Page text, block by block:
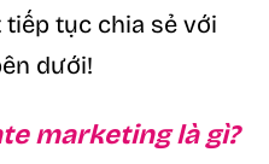
tục chia sẻ với
dưới!
marketing là gì?